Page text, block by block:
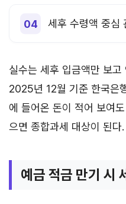
세후 수령액 중심
실수는 세후 입금액만 보
2025년 12월 기준 한국은
에 들어온 돈이 적어 보여
으면 종합과세 대상이 된다.
예금 적금 만기 시